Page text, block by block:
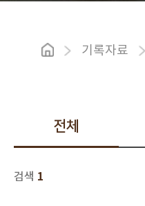
기록자료
전체
검색 1